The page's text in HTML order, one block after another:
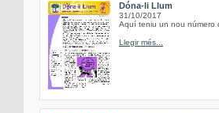
Dóna-li Llum
31/10/2017
Aquí teniu un nou número
Llegir més...